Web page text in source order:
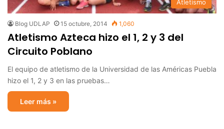
Atletismo
Blog UDLAP 15 octubre, 2014 1,060
Atletismo Azteca hizo el 1, 2 y 3 del
Circuito Poblano
El equipo de atletismo de la Universidad de las Américas Puebla
hizo el 1, 2 y 3 en las pruebas…
Leer más »